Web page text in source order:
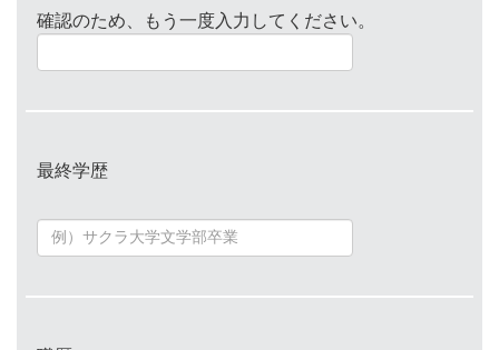
確認のため、もう一度入力してください。
最終学歴